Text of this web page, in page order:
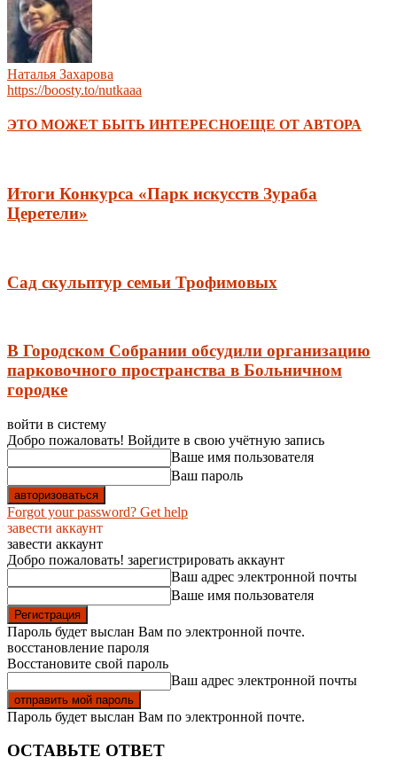
Наталья Захарова
https://boosty.to/nutkaaa
ЭТО МОЖЕТ БЫТЬ ИНТЕРЕСНОЕЩЕ ОТ АВТОРА
Итоги Конкурса «Парк искусств Зураба
Церетели»
Сад скульптур семьи Трофимовых
В Городском Собрании обсудили организацию
парковочного пространства в Больничном
городке
войти в систему
Добро пожаловать! Войдите в свою учётную запись
Ваше имя пользователя
Ваш пароль
Forgot your password? Get help
завести аккаунт
завести аккаунт
Добро пожаловать! зарегистрировать аккаунт
Ваш адрес электронной почты
Ваше имя пользователя
Пароль будет выслан Вам по электронной почте.
восстановление пароля
Восстановите свой пароль
Ваш адрес электронной почты
Пароль будет выслан Вам по электронной почте.
ОСТАВЬТЕ ОТВЕТ